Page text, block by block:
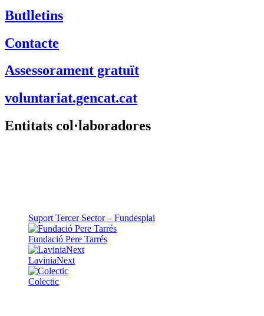
Butlletins
Contacte
Assessorament gratuït
voluntariat.gencat.cat
Entitats col·laboradores
Suport Tercer Sector – Fundesplai
Fundació Pere Tarrés
LaviniaNext
Colectic